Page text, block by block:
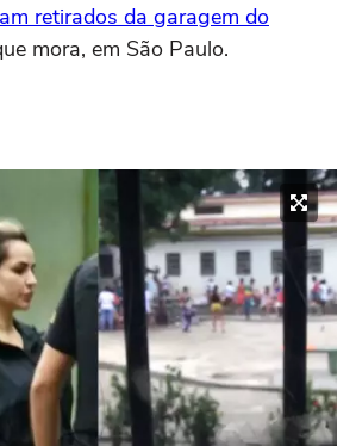
retirados da garagem do
mora, em São Paulo.